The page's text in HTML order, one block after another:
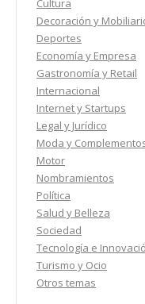
Cultura
Decoración y
Deportes
Economía y Empresa
Gastronomía y Retail
Internacional
Internet y Startups
Legal y Jurídico
Moda y
Motor
Nombramientos
Política
Salud y Belleza
Sociedad
Tecnología e
Turismo y Ocio
Otros temas